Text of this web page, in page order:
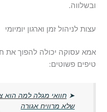
ובשלווה.
עצות לניהול זמן וארגון יומיומי
אמא עסוקה יכולה להפוך את
טיפים פשוטים:
➤חוואי מגלה למה הוא
שלא מרוויח אגורה